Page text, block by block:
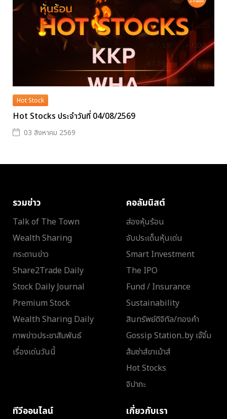
Hot Stock
Hot Stocks ประจำวันที่ 04/08/2569
03 สิงหาคม 2569
รวมข่าว
Talk of The Town
Wealth Sharing
กระดานข่าว
Share2Trade Daily
Stock Daily Journal
Premium Stock
Wealth Sharing Daily
ภาพข่าวประชาสัมพันธ์
เรื่องเด่นวันนี้
คอลัมนิสต์
ส่องหุ้นร้อน
จับประเด็นหุ้นเด่น
Smart Investment
The IPO
Fund / Insurance
Sustainability
สินทรัพย์ดิจิทัล/ทองคำ
Gossip Station..by เจ๊จิ๋ม
ส้มซ่าส์ขาเม้าส์
Hot Stocks
จิปาถะ
ทีวีออนไลน์ เกี่ยวกับเรา